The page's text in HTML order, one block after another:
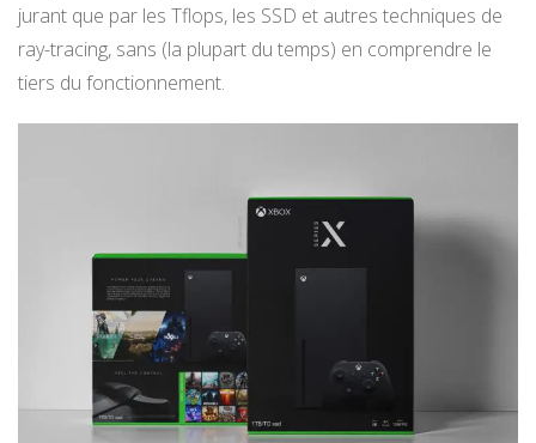
jurant que par les Tflops, les SSD et autres techniques de
ray-tracing, sans (la plupart du temps) en comprendre le
tiers du fonctionnement.